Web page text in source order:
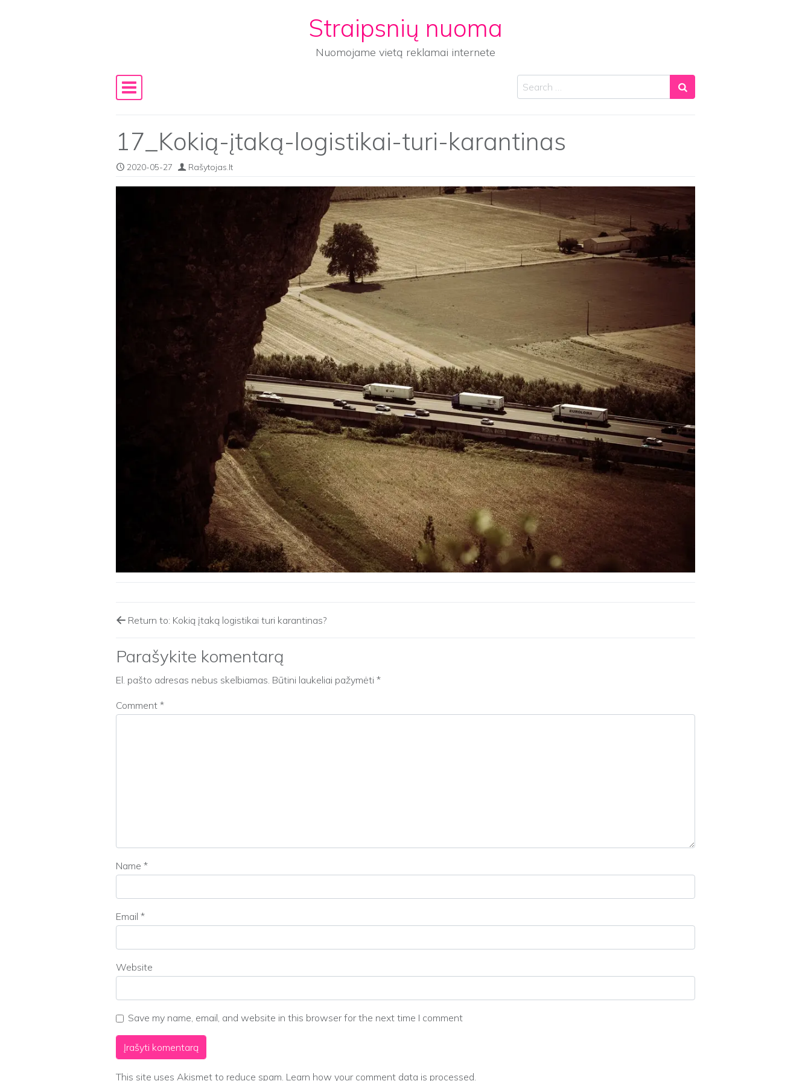
Straipsnių nuoma
Nuomojame vietą reklamai internete
Main Navigation
Search
17_Kokią-įtaką-logistikai-turi-karantinas
2020-05-27 Rašytojas.lt
Return to: Kokią įtaką logistikai turi karantinas?
Parašykite komentarą
El. pašto adresas nebus skelbiamas. Būtini laukeliai pažymėti *
Comment *
Name *
Email *
Website
Save my name, email, and website in this browser for the next time I comment
This site uses Akismet to reduce spam. Learn how your comment data is processed.